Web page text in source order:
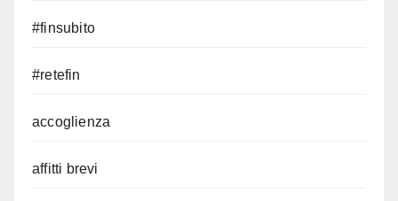
#finsubito
#retefin
accoglienza
affitti brevi